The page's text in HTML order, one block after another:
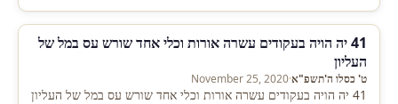
41 יה הויה בעקודים עשרה אורות וכלי אחד שורש עס במל של
העליון
ט' כסלו ה'תשפ"א·
November 25, 2020
41 יה הויה בעקודים עשרה אורות וכלי אחד שורש עס במל של העליון